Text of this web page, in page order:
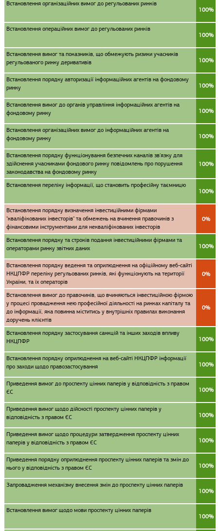
Встановлення організаційних вимог до регульованих ринків
100%
Встановлення операційних вимог до регульованих ринків
100%
Встановлення вимог та показників, що обмежують ризики учасників
регульованого ринку деривативів
100%
Встановлення порядку авторизації інформаційних агентів на фондовому
ринку
100%
Встановлення вимог до органів управління інформаційних агентів на
фондовому ринку
100%
Встановлення організаційних вимог до інформаційних агентів на
фондовому ринку
100%
Встановлення порядку функціонування безпечних каналів зв'язку для
здійснення учасниками фондового ринку повідомлень про порушення
законодавства на фондовому ринку
100%
Встановлення переліку інформації, що становить професійну таємницю
100%
Встановлення порядку визначення інвестиційними фірмами
"кваліфікованих інвесторів" та обмежень на вчинення правочинів з
фінансовими інструментами для некваліфікованих інвесторів
0%
Встановлення порядку та строків подання інвестиційними фірмами та
операторами ринку звітних даних
100%
Встановлення порядку ведення та оприлюднення на офіційному веб-сайті
НКЦПФР переліку регульованих ринків, які функціонують на території
України, та їх операторів
0%
Встановлення вимог до правочинів, що вчиняються інвестиційною фірмою
у процесі провадження нею професійної діяльності на ринках капіталу та
до інформації, яка повинна міститись у внутрішніх правилах виконання
доручень клієнтів
0%
Встановлення порядку застосування санкцій та інших заходів впливу
НКЦПФР
100%
Встановлення порядку оприлюднення на веб-сайті НКЦПФР інформації
про заходи щодо правозастосування
100%
Приведення вимог до проспекту цінних паперів у відповідність з правом
ЄС
100%
Приведення вимог щодо дійсності проспекту цінних паперів у
відповідність з правом ЄС
100%
Приведення вимог щодо процедури затвердження проспекту цінних
паперів у відповідність з правом ЄС
100%
Приведення порядку оприлюднення проспекту цінних паперів та змін до
нього у відповідність з правом ЄС
100%
Запровадження механізму внесення змін до проспекту цінних паперів
100%
Встановлення вимог щодо мови проспекту цінних паперів
100%